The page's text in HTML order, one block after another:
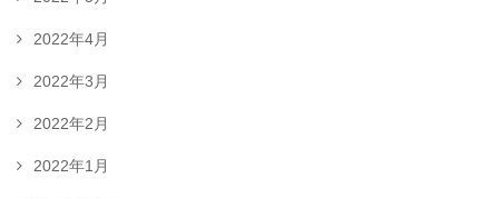
2022年4月
2022年3月
2022年2月
2022年1月